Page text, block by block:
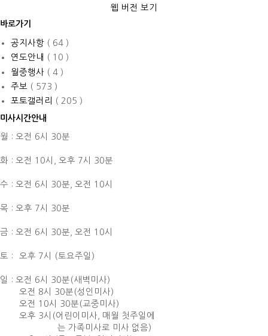
웹 버전 보기
바로가기
공지사항 ( 64 )
연도안내
( 10 )
월중행사 ( 4 )
주보
( 573 )
포토갤러리
( 205 )
미사시간안내
월 : 오전 6시 30분
화 : 오전 10시, 오후 7시 30분
수 : 오전 6시 30분, 오전 10시
목 : 오후 7시 30분
금 : 오전 6시 30분, 오전 10시
토 : 오후 7시 (토요주일)
일 : 오전 6시 30분(새벽미사)
오전 8시 30분(성인미사)
오전 10시 30분(교중미사)
오후 3시(어린이미사, 매월 첫주일에
는 가족미사로 미사 없음)